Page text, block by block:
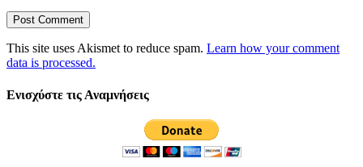
This site uses Akismet to reduce spam. Learn how your comment
data is processed.
Ενισχύστε τις Αναμνήσεις